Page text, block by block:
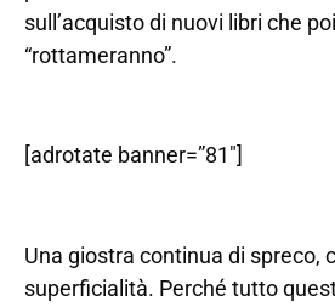
sull’acquisto di nuovi libri che
“rottameranno”.
[adrotate banner=”81″]
Una giostra continua di spreco,
superficialità. Perché tutto